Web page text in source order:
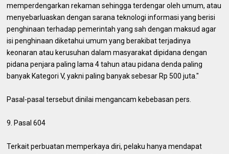
memperdengarkan rekaman sehingga terdengar oleh umum, atau
menyebarluaskan dengan sarana teknologi informasi yang berisi
penghinaan terhadap pemerintah yang sah dengan maksud agar
isi penghinaan diketahui umum yang berakibat terjadinya
keonaran atau kerusuhan dalam masyarakat dipidana dengan
pidana penjara paling lama 4 tahun atau pidana denda paling
banyak Kategori V, yakni paling banyak sebesar Rp 500 juta."
Pasal-pasal tersebut dinilai mengancam kebebasan pers.
9. Pasal 604
Terkait perbuatan memperkaya diri, pelaku hanya mendapat